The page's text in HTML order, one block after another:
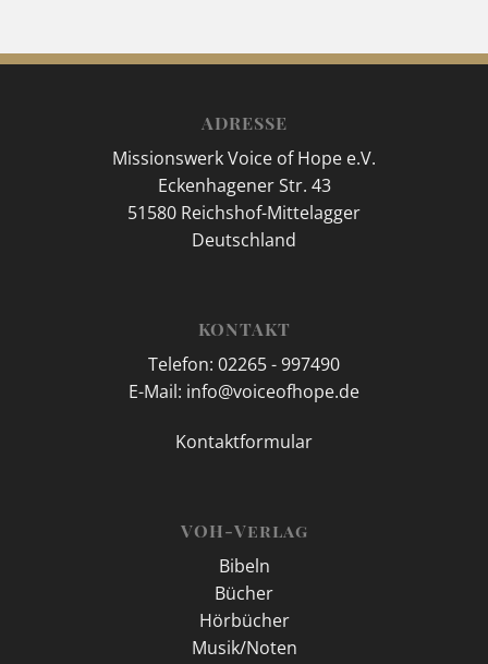
ADRESSE
Missionswerk Voice of Hope e.V.
Eckenhagener Str. 43
51580 Reichshof-Mittelagger
Deutschland
KONTAKT
Telefon: 02265 - 997490
E-Mail: info@voiceofhope.de
Kontaktformular
VOH-Verlag
Bibeln
Bücher
Hörbücher
Musik/Noten